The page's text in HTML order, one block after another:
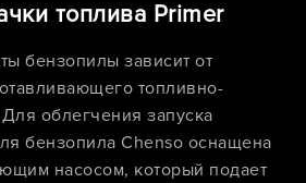
топлива Primer
бензопилы зависит от
топливно-
облегчения запуска
бензопила Chenso оснащена
насосом, который подает